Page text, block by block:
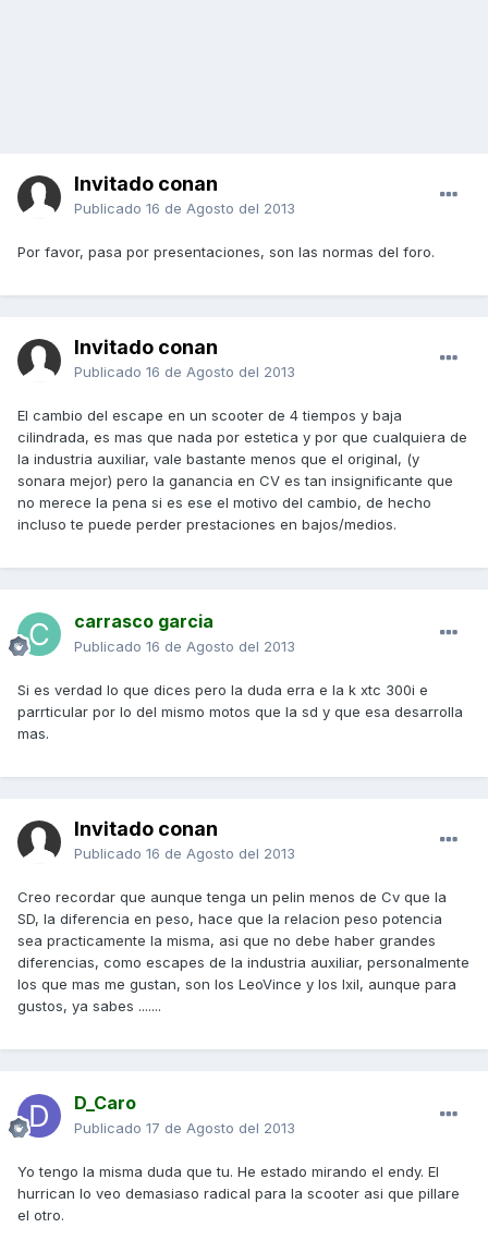
Invitado conan
Publicado 16 de Agosto del 2013
Por favor, pasa por presentaciones, son las normas del foro.
Invitado conan
Publicado 16 de Agosto del 2013
El cambio del escape en un scooter de 4 tiempos y baja
cilindrada, es mas que nada por estetica y por que cualquiera de
la industria auxiliar, vale bastante menos que el original, (y
sonara mejor) pero la ganancia en CV es tan insignificante que
no merece la pena si es ese el motivo del cambio, de hecho
incluso te puede perder prestaciones en bajos/medios.
carrasco garcia
Publicado 16 de Agosto del 2013
Si es verdad lo que dices pero la duda erra e la k xtc 300i e
parrticular por lo del mismo motos que la sd y que esa desarrolla
mas.
Invitado conan
Publicado 16 de Agosto del 2013
Creo recordar que aunque tenga un pelin menos de Cv que la
SD, la diferencia en peso, hace que la relacion peso potencia
sea practicamente la misma, asi que no debe haber grandes
diferencias, como escapes de la industria auxiliar, personalmente
los que mas me gustan, son los LeoVince y los Ixil, aunque para
gustos, ya sabes .......
D_Caro
Publicado 17 de Agosto del 2013
Yo tengo la misma duda que tu. He estado mirando el endy. El
hurrican lo veo demasiaso radical para la scooter asi que pillare
el otro.